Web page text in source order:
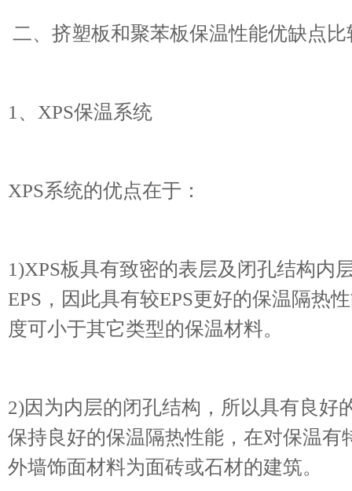
二、挤塑板和聚苯板保温性能优缺点比
1、XPS保温系统
XPS系统的优点在于：
1)XPS板具有致密的表层及闭孔结构内
EPS，因此具有较EPS更好的保温隔热
度可小于其它类型的保温材料。
2)因为内层的闭孔结构，所以具有良好
保持良好的保温隔热性能，在对保温
外墙饰面材料为面砖或石材的建筑。